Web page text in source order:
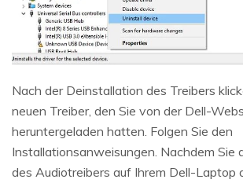
Nach der Deinstallation des Treibers
neuen Treiber, den Sie von der Dell-
heruntergeladen hatten. Folgen Sie den
Installationsanweisungen. Nachdem Sie
des Audiotreibers auf Ihrem Dell-Laptop